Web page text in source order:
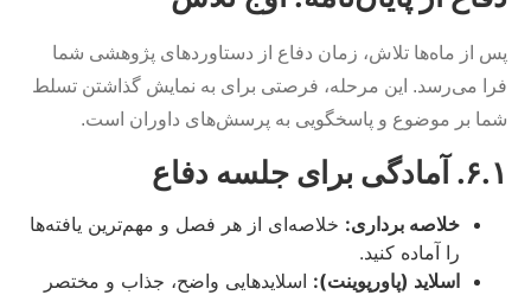
پس از ماه‌ها تلاش، زمان دفاع از دستاوردهای پژوهشی شما
فرا می‌رسد. این مرحله، فرصتی برای به نمایش گذاشتن تسلط
شما بر موضوع و پاسخگویی به پرسش‌های داوران است.
۶.۱. آمادگی برای جلسه دفاع
خلاصه برداری: خلاصه‌ای از هر فصل و مهم‌ترین یافته‌ها
را آماده کنید.
اسلاید (پاورپوینت): اسلایدهایی واضح، جذاب و مختصر